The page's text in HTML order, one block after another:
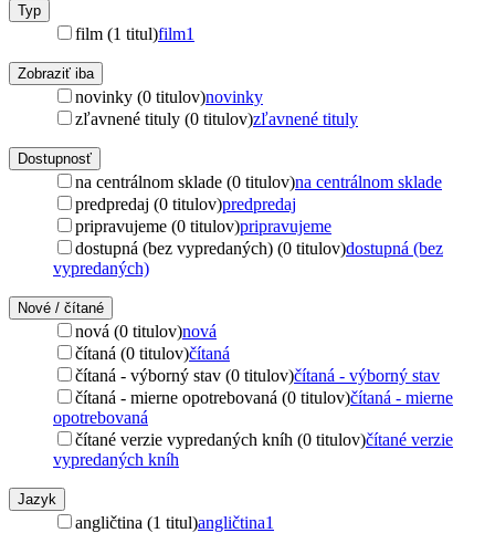
Typ
film (1 titul)film1
Zobraziť iba
novinky (0 titulov)novinky
zľavnené tituly (0 titulov)zľavnené tituly
Dostupnosť
na centrálnom sklade (0 titulov)na centrálnom sklade
predpredaj (0 titulov)predpredaj
pripravujeme (0 titulov)pripravujeme
dostupná (bez vypredaných) (0 titulov)dostupná (bez
vypredaných)
Nové / čítané
nová (0 titulov)nová
čítaná (0 titulov)čítaná
čítaná - výborný stav (0 titulov)čítaná - výborný stav
čítaná - mierne opotrebovaná (0 titulov)čítaná - mierne
opotrebovaná
čítané verzie vypredaných kníh (0 titulov)čítané verzie
vypredaných kníh
Jazyk
angličtina (1 titul)angličtina1